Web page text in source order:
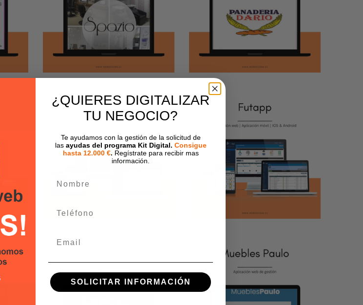
Peluquería
Spazio App
APLICACIÓN WEB
Panadería
Darío App
APLICACIÓN WEB
APLICACIÓN MÓVIL
FutApp: La
app para
entrenadores
de fútbol
APLICACIÓN MÓVIL
/
APLICACIÓN WEB
¿QUIERES DIGITALIZAR
TU NEGOCIO?
Te ayudamos con la gestión de la solicitud de
las ayudas del programa Kit Digital. Consigue
hasta 12.000 €. Regístrate para recibir mas
información.
SOLICITAR INFORMACIÓN